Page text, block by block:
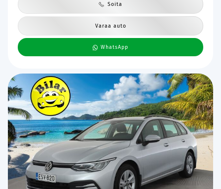
Soita
Varaa auto
WhatsApp